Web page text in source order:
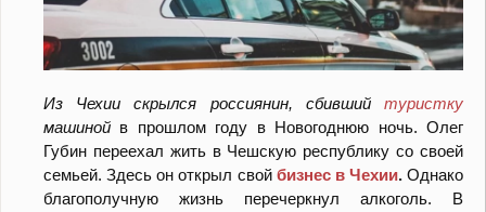
Из Чехии скрылся россиянин, сбивший туристку
машиной в прошлом году в Новогоднюю ночь. Олег
Губин переехал жить в Чешскую республику со своей
семьей. Здесь он открыл свой бизнес в Чехии.Однако
благополучную жизнь перечеркнул алкоголь. В